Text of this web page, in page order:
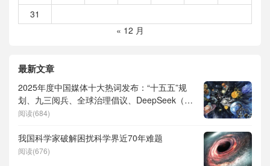
31
« 12 月
最新文章
2025年度中国媒体十大热词发布：“十五五”规
划、九三阅兵、全球治理倡议、DeepSeek（深
度求索）、人形机器人、苏超、票根经济、育
阅读(684)
我国科学家破解困扰科学界近70年难题
阅读(676)